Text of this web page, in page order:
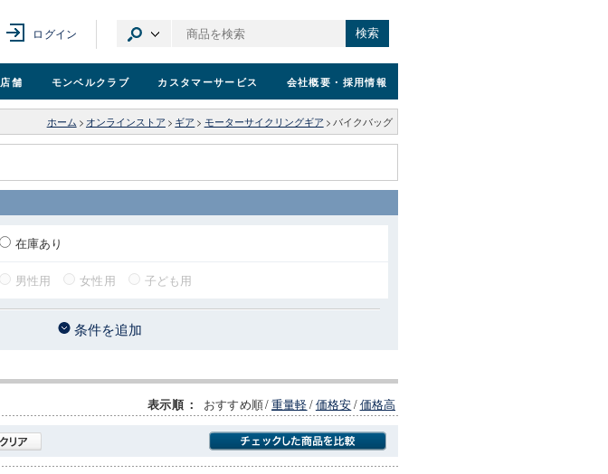
ログイン 検索
店舗 モンベルクラブ カスタマーサービス 会社概要 ・採用情報
ホーム > オンラインストア > ギア > モーターサイクリングギア > バイクバッグ
在庫あり
男性用 女性用 子ども用
条件を追加
表示順 ： おすすめ順/重量軽/価格安/価格高